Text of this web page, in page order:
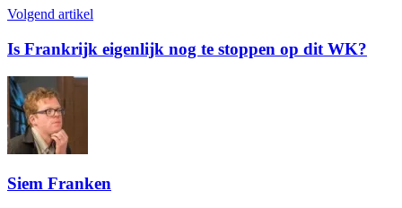
Volgend artikel
Is Frankrijk eigenlijk nog te stoppen op dit WK?
Siem Franken